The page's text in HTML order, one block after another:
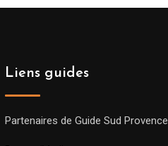
Liens guides
Partenaires de Guide Sud Provence